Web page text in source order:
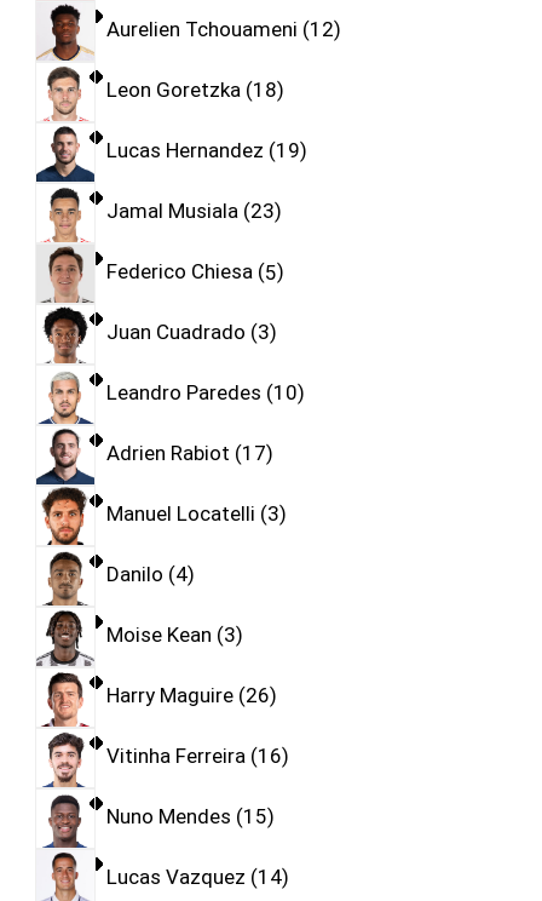
Aurelien Tchouameni 12
Leon Goretzka 18
Lucas Hernandez 19
Jamal Musiala 23
Federico Chiesa 5
Juan Cuadrado 3
Leandro Paredes 10
Adrien Rabiot 17
Manuel Locatelli 3
Danilo 4
Moise Kean 3
Harry Maguire 26
Vitinha Ferreira 16
Nuno Mendes 15
Lucas Vazquez 14